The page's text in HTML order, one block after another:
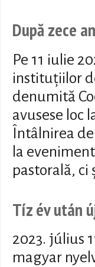
După zece
Pe 11 iulie
instituțiilor
denumită
avusese loc
Întâlnirea
la
pastorală, ci
Tíz év után
2023. július
magyar